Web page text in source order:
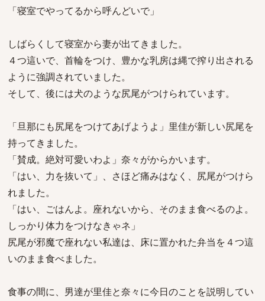
「寝室でやってるから呼んどいで」
しばらくして寝室から妻が出てきました。
４つ這いで、首輪をつけ、豊かな乳房は縄で搾り出される
ように強調されていました。
そして、後には犬のような尻尾がつけられています。
「旦那にも尻尾をつけてあげようよ」里佳が新しい尻尾を
持ってきました。
「賛成。絶対可愛いわよ」奈々がからかいます。
「はい、力を抜いて」、さほど痛みはなく、尻尾がつけら
れました。
「はい、ごはんよ。座れないから、そのまま食べるのよ。
しっかり体力をつけなきゃネ」
尻尾が邪魔で座れない私達は、床に置かれた弁当を４つ這
いのまま食べました。
食事の間に、男達が里佳と奈々に今日のことを説明してい